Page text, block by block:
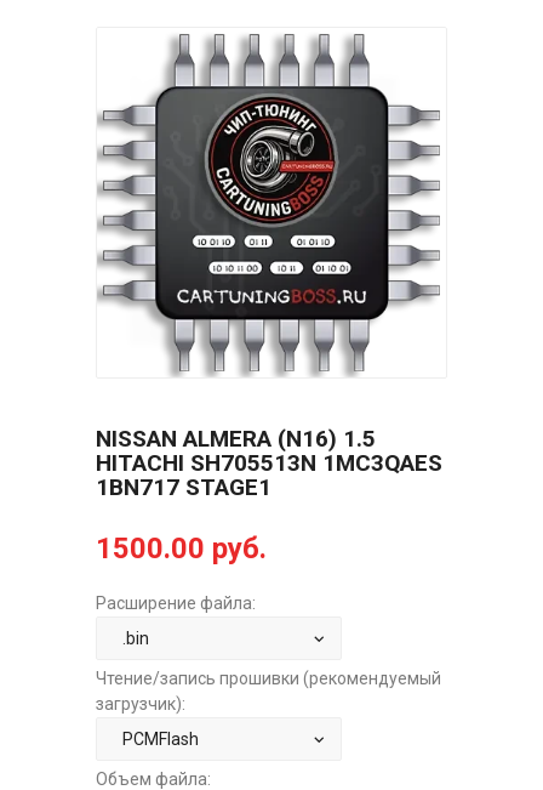
NISSAN ALMERA (N16) 1.5
HITACHI SH705513N 1MC3QAES
1BN717 STAGE1
1500.00 руб.
Расширение файла:
Чтение/запись прошивки (рекомендуемый
загрузчик):
Объем файла: